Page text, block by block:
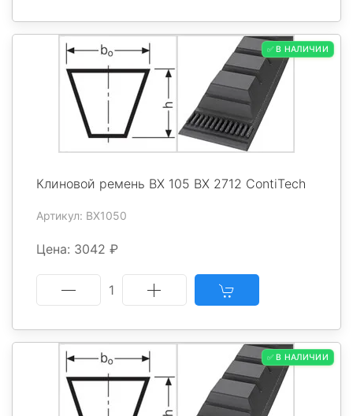
✅ В НАЛИЧИИ
Клиновой ремень BX 105 BX 2712 ContiTech
Артикул: BX1050
Цена: 3042 ₽
1
✅ В НАЛИЧИИ